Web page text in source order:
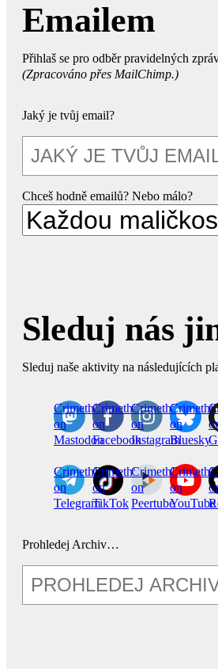
Emailem
Přihlaš se pro odběr pravidelných
(Zpracováno přes MailChimp.)
Jaký je tvůj email?
Chceš hodně emailů? Nebo málo?
Sleduj nás
Sleduj naše aktivity na následujících
CrimethInc.
on
Mastodon
Crimethinc.
on
Facebook
Crimethinc.
on
Instagram
on
Bluesky
CrimethInc.
on
Telegram
Crimethinc.
on
TikTok
CrimethInc.
on
Peertube
on
YouTube
Prohledej Archiv…